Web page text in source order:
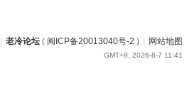
老冷论坛( 闽ICP备20013040号-2 ) 网站地图
GMT+8, 2026-8-7 11:41